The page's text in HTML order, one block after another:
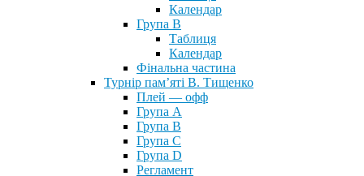
Календар
Група В
Таблиця
Календар
Фінальна частина
Турнір пам’яті В. Тищенко
Плей — офф
Група А
Група B
Група С
Група D
Регламент